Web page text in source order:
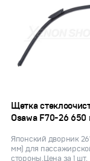
Щетка
Osawa F70-26 650
Японский дворник
мм) для
стороны.Цена за 1 шт.